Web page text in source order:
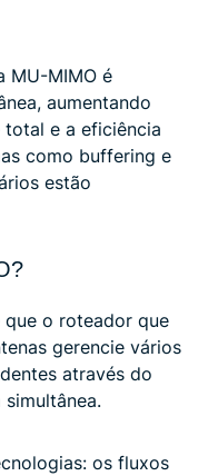
MU-MIMO é
aumentando
total e a eficiência
como buffering e
estão
o roteador que
gerencie vários
através do
os fluxos